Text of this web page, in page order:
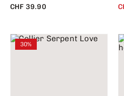
CHF 39.90
30%